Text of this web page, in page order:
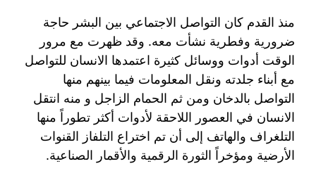
منذ القدم كان التواصل الاجتماعي بين البشر حاجة
ضرورية وفطرية نشأت معه. وقد ظهرت مع مرور
الوقت أدوات ووسائل كثيرة اعتمدها الانسان للتواصل
مع أبناء جلدته ونقل المعلومات فيما بينهم منها
التواصل بالدخان ومن ثم الحمام الزاجل و منه انتقل
الانسان في العصور اللاحقة لأدوات أكثر تطوراً منها
التلغراف والهاتف إلى أن تم اختراع التلفاز القنوات
الأرضية ومؤخراً الثورة الرقمية والأقمار الصناعية.